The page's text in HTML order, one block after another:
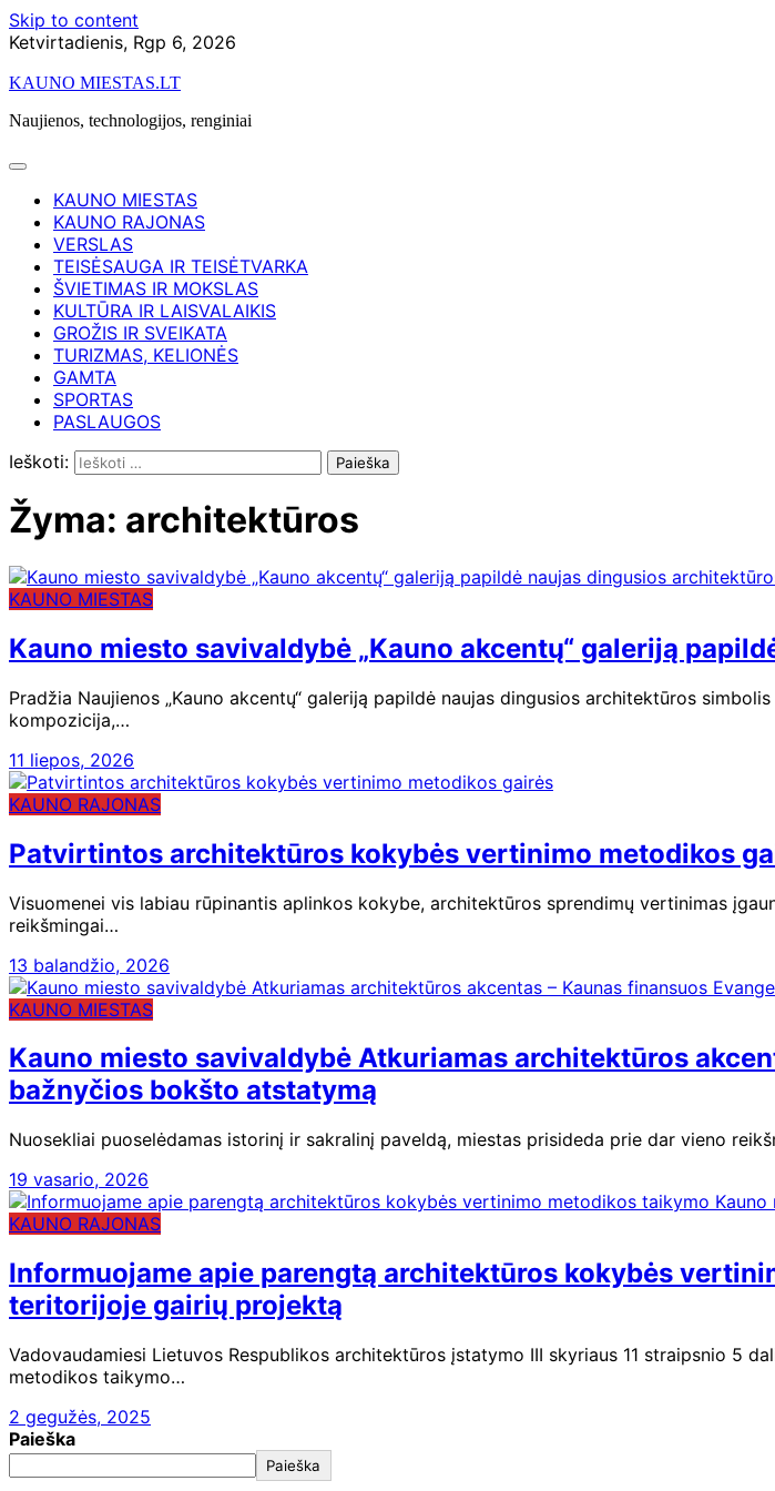
Skip to content
Ketvirtadienis, Rgp 6, 2026
KAUNO MIESTAS.LT
Naujienos, technologijos, renginiai
KAUNO MIESTAS
KAUNO RAJONAS
VERSLAS
TEISĖSAUGA IR TEISĖTVARKA
ŠVIETIMAS IR MOKSLAS
KULTŪRA IR LAISVALAIKIS
GROŽIS IR SVEIKATA
TURIZMAS, KELIONĖS
GAMTA
SPORTAS
PASLAUGOS
Ieškoti:
Žyma: architektūros
KAUNO MIESTAS
Kauno miesto savivaldybė „Kauno akcentų“ galeriją
Pradžia Naujienos „Kauno akcentų“ galeriją papildė naujas dingusios architektūros
kompozicija,…
11 liepos, 2026
KAUNO RAJONAS
Patvirtintos architektūros kokybės vertinimo metodikos
Visuomenei vis labiau rūpinantis aplinkos kokybe, architektūros sprendimų vertinimas
reikšmingai…
13 balandžio, 2026
KAUNO MIESTAS
Kauno miesto savivaldybė Atkuriamas architektūros
bažnyčios bokšto atstatymą
Nuosekliai puoselėdamas istorinį ir sakralinį paveldą, miestas prisideda prie dar vieno
19 vasario, 2026
KAUNO RAJONAS
Informuojame apie parengtą architektūros kokybės
teritorijoje gairių projektą
Vadovaudamiesi Lietuvos Respublikos architektūros įstatymo III skyriaus 11 straipsnio 5
metodikos taikymo…
2 gegužės, 2025
Paieška
Paieška